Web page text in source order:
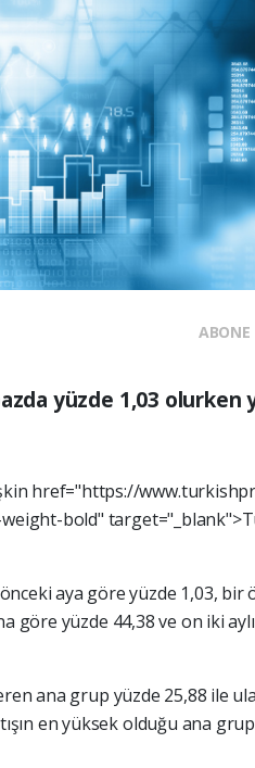
ABONE
yüzde 1,03 olurken
href="https://
bold"
öncekiaya göreyüzde 1,03, bir
göre yüzde 44,38ve on iki
ana grup yüzde 25,88 ile
enyüksekolduğu ana grup